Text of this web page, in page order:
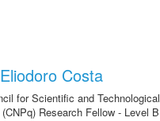
Costa
for Scientific and Technological
Research Fellow - Level B